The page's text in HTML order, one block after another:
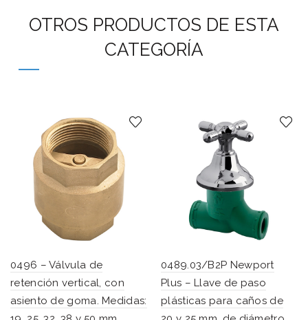
OTROS PRODUCTOS DE ESTA
CATEGORÍA
0496 – Válvula de
retención vertical, con
asiento de goma. Medidas:
0489.03/B2P Newport
Plus – Llave de paso
plásticas para caños de